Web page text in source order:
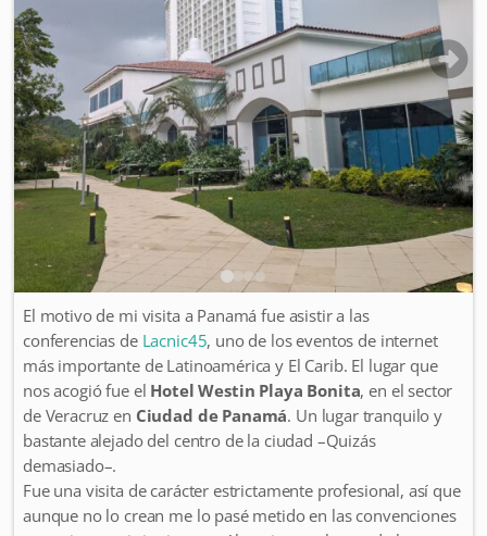
El motivo de mi visita a Panamá fue asistir a las
conferencias de Lacnic45, uno de los eventos de internet
más importante de Latinoamérica y El Carib. El lugar que
nos acogió fue el Hotel Westin Playa Bonita, en el sector
de Veracruz en Ciudad de Panamá. Un lugar tranquilo y
bastante alejado del centro de la ciudad –Quizás
demasiado–.
Fue una visita de carácter estrictamente profesional, así que
aunque no lo crean me lo pasé metido en las convenciones